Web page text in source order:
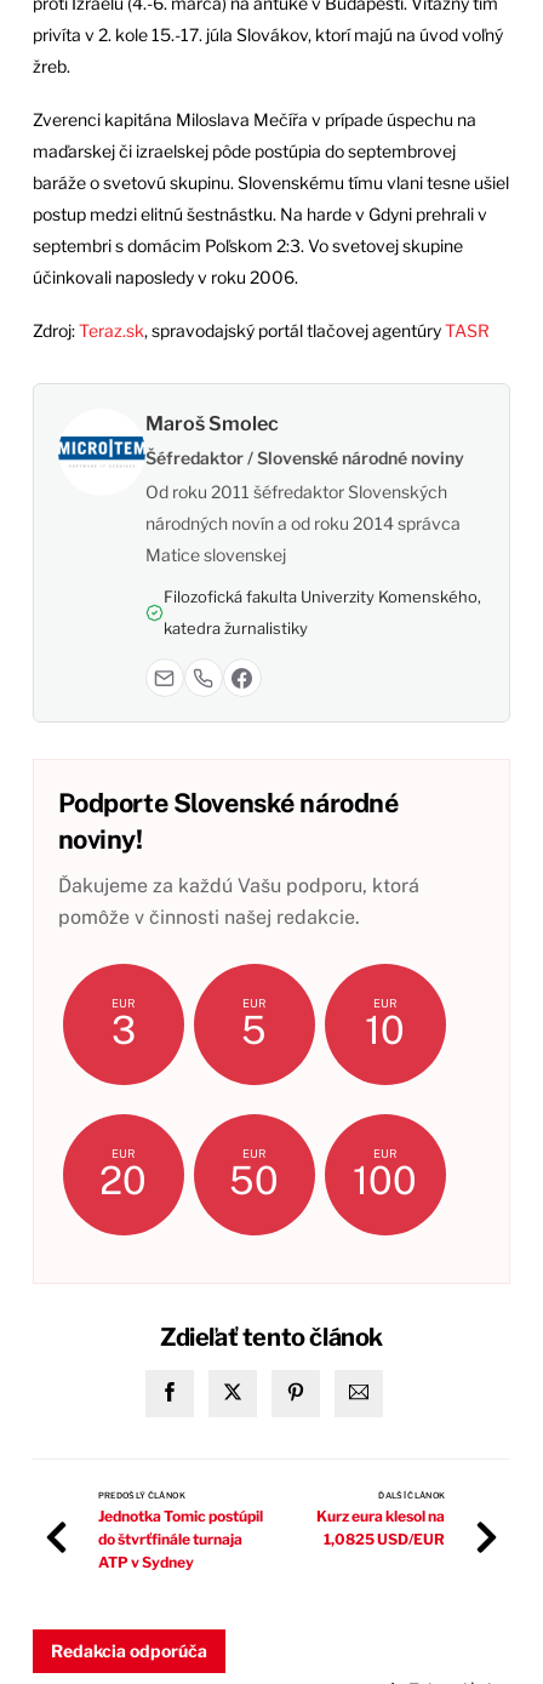
privíta v 2. kole 15.-17. júla Slovákov, ktorí majú na úvod voľný
žreb.
Zverenci kapitána Miloslava Mečířa v prípade úspechu na
maďarskej či izraelskej pôde postúpia do septembrovej
baráže o svetovú skupinu. Slovenskému tímu vlani tesne ušiel
postup medzi elitnú šestnástku. Na harde v Gdyni prehrali v
septembri s domácim Poľskom 2:3. Vo svetovej skupine
účinkovali naposledy v roku 2006.
Zdroj:Teraz.sk, spravodajský portál tlačovej agentúryTASR
Maroš Smolec
Šéfredaktor / Slovenské národné noviny
Od roku 2011 šéfredaktor Slovenských
národných novín a od roku 2014 správca
Matice slovenskej
Filozofická fakulta Univerzity Komenského,
katedra žurnalistiky
Podporte Slovenské národné
noviny!
Ďakujeme za každú Vašu podporu, ktorá
pomôže v činnosti našej redakcie.
EUR
3
EUR
5
EUR
10
EUR
20
EUR
50
EUR
100
Zdieľať tento článok
PREDOŠLÝ ČLÁNOK
Jednotka Tomic postúpil
do štvrťfinále turnaja
ATP v Sydney
ĎALŠÍ ČLÁNOK
Kurz eura klesol na
1,0825 USD/EUR
Redakcia odporúča